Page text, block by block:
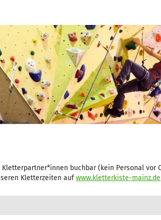
buchbar (kein Personal vor
Kletterzeiten aufwww.kletterkiste-mainz.de